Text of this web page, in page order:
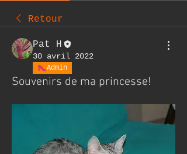
Retour
Pat H
30 avril 2022
Admin
Souvenirs de ma princesse!